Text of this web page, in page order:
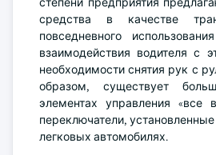
средства в качестве
повседневного
взаимодействия водителя с
необходимости снятия рук с
образом, существует
элементах управления «все
переключатели,
легковых автомобилях.